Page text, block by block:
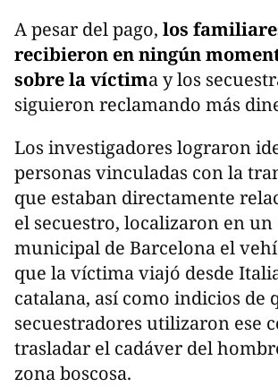
A pesar del pago, los
recibieron en ningún
sobre la víctima y los
siguieron reclamando más
Los investigadores lograron
personas vinculadas con la
que estaban directamente
el secuestro, localizaron en un
municipal de Barcelona el
que la víctima viajó desde
catalana, así como indicios de
secuestradores utilizaron ese
trasladar el cadáver del
zona boscosa.